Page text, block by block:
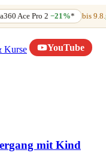
Ace Pro 2−21%* bis 9.8.
Kurse
YouTube
mit Kind